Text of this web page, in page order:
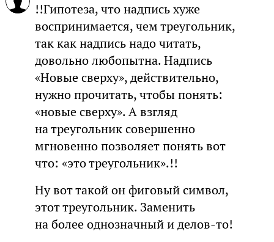
!!Гипотеза, что надпись хуже
воспринимается, чем треугольник,
так как надпись надо читать,
довольно любопытна. Надпись
«Новые сверху», действительно,
нужно прочитать, чтобы понять:
«новые сверху». А взгляд
на треугольник совершенно
мгновенно позволяет понять вот
что: «это треугольник».!!
Ну вот такой он фиговый символ,
этот треугольник. Заменить
на более однозначный и делов-то!